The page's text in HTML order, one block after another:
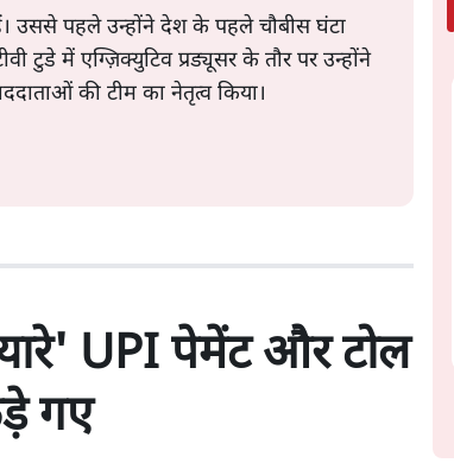
पहले उन्होंने देश के पहले चौबीस घंटा
टुडे में एग्ज़िक्युटिव प्रड्यूसर के तौर पर उन्होंने
की टीम का नेतृत्व किया।
UPI पेमेंट और टोल
गए